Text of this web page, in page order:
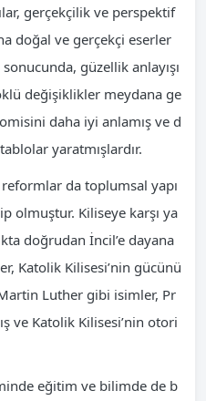
gerçekçilik ve perspektif
doğal ve gerçekçi eserler
güzellik anlayışı
değişiklikler meydana ge
daha iyi anlamış ve d
yaratmışlardır.
da toplumsal yapı
olmuştur. Kiliseye karşı ya
doğrudan İncil’e dayana
Katolik Kilisesi’nin gücünü
Luther gibi isimler, Pr
ve Katolik Kilisesi’nin otori
eğitim ve bilimde de b